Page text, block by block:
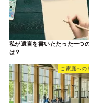
私が遺言を書いたたった一つ
は？
ご家庭への